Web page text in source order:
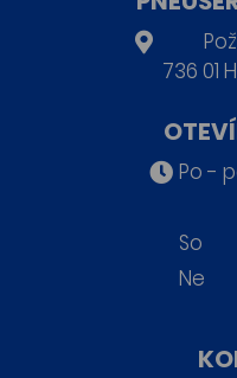
736 01
Po -
So
Ne